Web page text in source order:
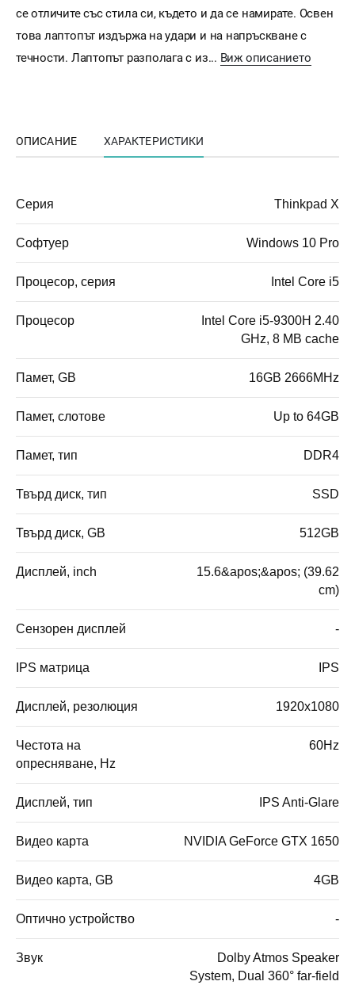
се отличите със стила си, където и да се намирате. Освен
това лаптопът издържа на удари и на напръскване с
течности. Лаптопът разполага с из... Виж описанието
ОПИСАНИЕ ХАРАКТЕРИСТИКИ
Серия Thinkpad X
Софтуер Windows 10 Pro
Процесор, серия Intel Core i5
Процесор
Intel Core i5-9300H 2.40
GHz, 8 MB cache
Памет, GB 16GB 2666MHz
Памет, слотове Up to 64GB
Памет, тип DDR4
Твърд диск, тип SSD
Твърд диск, GB 512GB
Дисплей, inch
15.6&apos;&apos; (39.62
cm)
Сензорен дисплей -
IPS матрица IPS
Дисплей, резолюция 1920x1080
Честота на
опресняване, Hz
60Hz
Дисплей, тип IPS Anti-Glare
Видео карта NVIDIA GeForce GTX 1650
Видео карта, GB 4GB
Оптично устройство -
Звук
Dolby Atmos Speaker
System, Dual 360° far-field